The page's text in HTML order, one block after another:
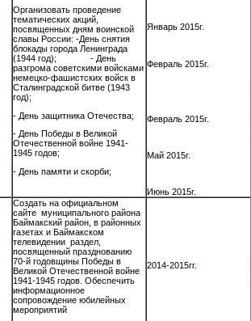
Организовать проведение
тематических акций,
посвященных дням воинской
славы России: -День снятия
блокады города Ленинграда
(1944 год); - День
разгрома советскими войсками
немецко-фашистских войск в
Сталинградской битве (1943
год);
- День защитника Отечества;
- День Победы в Великой
Отечественной войне 1941-
1945 годов;
- День памяти и скорби;
Январь 2015г.
Февраль 2015г.
Февраль 2015г.
Май 2015г.
Июнь 2015г.
Создать на официальном
сайте муниципального района
Баймакский район, в районных
газетах и Баймакском
телевидении раздел,
посвященный празднованию
70-й годовщины Победы в
Великой Отечественной войне
1941-1945 годов. Обеспечить
информационное
сопровождение юбилейных
мероприятий
2014-2015гг.